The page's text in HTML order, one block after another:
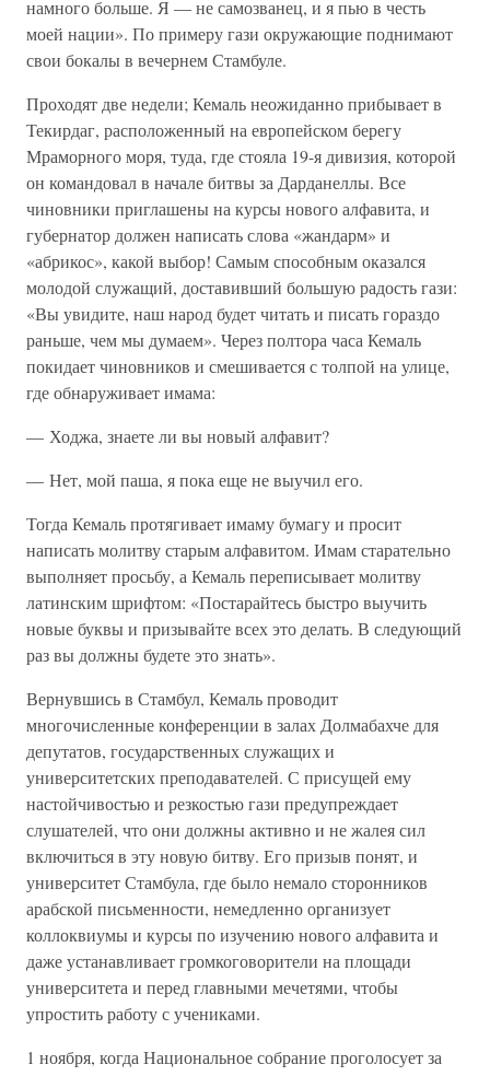
намного больше. Я — не самозванец, и я пью в честь
моей нации». По примеру гази окружающие поднимают
свои бокалы в вечернем Стамбуле.
Проходят две недели; Кемаль неожиданно прибывает в
Текирдаг, расположенный на европейском берегу
Мраморного моря, туда, где стояла 19-я дивизия, которой
он командовал в начале битвы за Дарданеллы. Все
чиновники приглашены на курсы нового алфавита, и
губернатор должен написать слова «жандарм» и
«абрикос», какой выбор! Самым способным оказался
молодой служащий, доставивший большую радость гази:
«Вы увидите, наш народ будет читать и писать гораздо
раньше, чем мы думаем». Через полтора часа Кемаль
покидает чиновников и смешивается с толпой на улице,
где обнаруживает имама:
— Ходжа, знаете ли вы новый алфавит?
— Нет, мой паша, я пока еще не выучил его.
Тогда Кемаль протягивает имаму бумагу и просит
написать молитву старым алфавитом. Имам старательно
выполняет просьбу, а Кемаль переписывает молитву
латинским шрифтом: «Постарайтесь быстро выучить
новые буквы и призывайте всех это делать. В следующий
раз вы должны будете это знать».
Вернувшись в Стамбул, Кемаль проводит
многочисленные конференции в залах Долмабахче для
депутатов, государственных служащих и
университетских преподавателей. С присущей ему
настойчивостью и резкостью гази предупреждает
слушателей, что они должны активно и не жалея сил
включиться в эту новую битву. Его призыв понят, и
университет Стамбула, где было немало сторонников
арабской письменности, немедленно организует
коллоквиумы и курсы по изучению нового алфавита и
даже устанавливает громкоговорители на площади
университета и перед главными мечетями, чтобы
упростить работу с учениками.
1 ноября, когда Национальное собрание проголосует за